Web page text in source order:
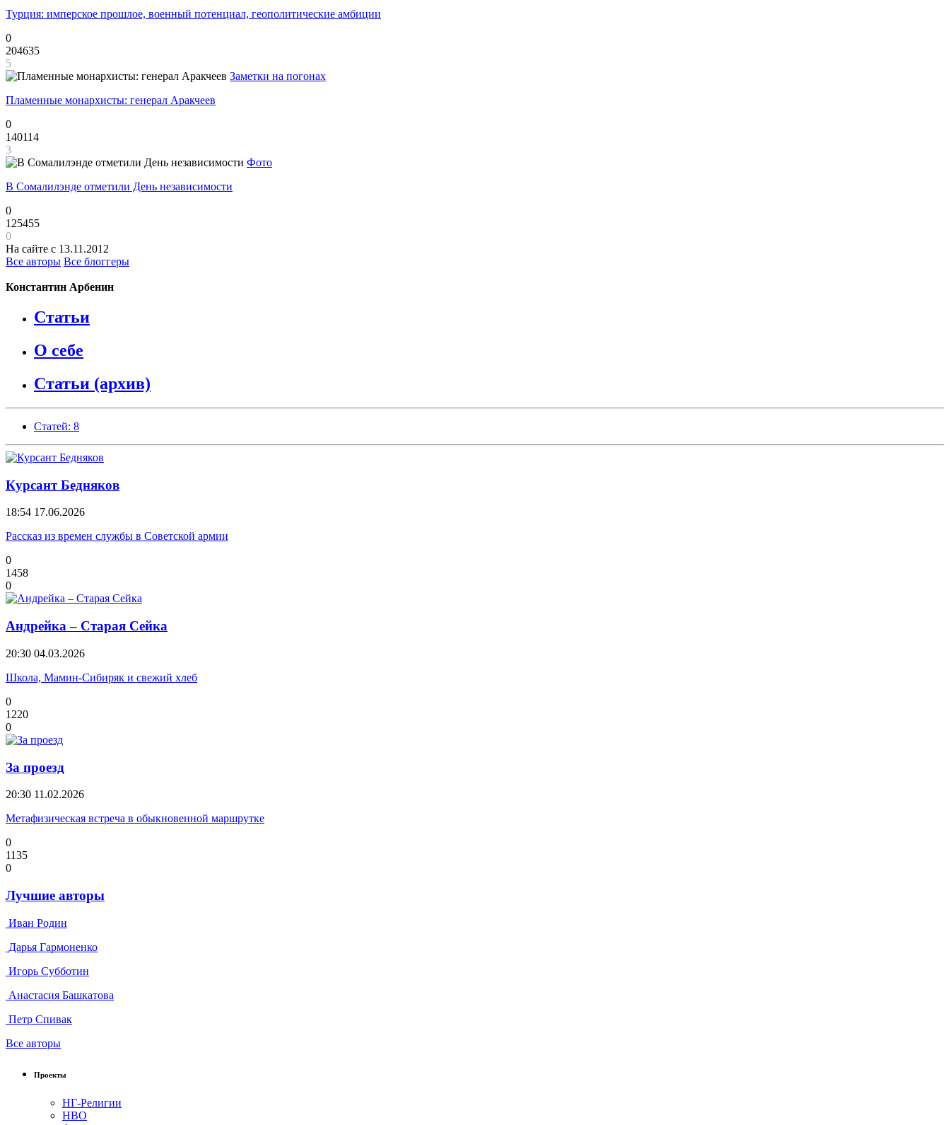
Турция: имперское прошлое, военный потенциал, геополитические амбиции
0
204635
5
Заметки на погонах
Пламенные монархисты: генерал Аракчеев
0
140114
3
Фото
В Сомалилэнде отметили День независимости
0
125455
0
На сайте с 13.11.2012
Все авторы Все блоггеры
Константин Арбенин
Статьи
О себе
Статьи (архив)
Статей: 8
Курсант Бедняков
18:54 17.06.2026
Рассказ из времен службы в Советской армии
0
1458
0
Андрейка – Старая Сейка
20:30 04.03.2026
Школа, Мамин-Сибиряк и свежий хлеб
0
1220
0
За проезд
20:30 11.02.2026
Метафизическая встреча в обыкновенной маршрутке
0
1135
0
Лучшие авторы
Иван Родин
Дарья Гармоненко
Игорь Субботин
Анастасия Башкатова
Петр Спивак
Все авторы
Проекты
НГ-Религии
НВО